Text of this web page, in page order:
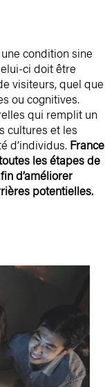
condition sine
ci doit être
visiteurs, quel que
ou cognitives.
qui remplit un
cultures et les
d’individus. France
les étapes de
d’améliorer
potentielles.